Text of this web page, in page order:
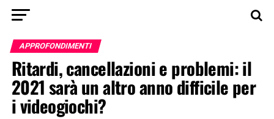
APPROFONDIMENTI
Ritardi, cancellazioni e problemi: il
2021 sarà un altro anno difficile per
i videogiochi?